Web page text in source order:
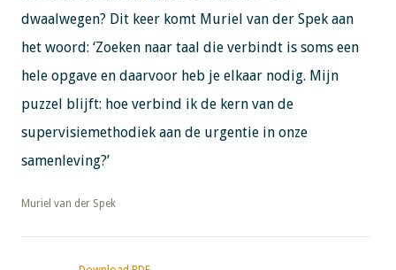
dwaalwegen? Dit keer komt Muriel van der Spek aan
het woord: ‘Zoeken naar taal die verbindt is soms een
hele opgave en daarvoor heb je elkaar nodig. Mijn
puzzel blijft: hoe verbind ik de kern van de
supervisiemethodiek aan de urgentie in onze
samenleving?’
​​​​​​​Muriel van der Spek